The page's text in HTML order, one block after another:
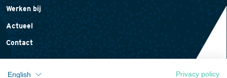
Werken bij
Actueel
Contact
English Privacy policy